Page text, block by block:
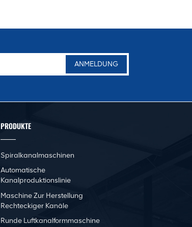
PRODUKTE
Spiralkanalmaschinen
Automatische
Kanalproduktionslinie
Maschine Zur Herstellung
Rechteckiger Kanäle
Runde Luftkanalformmaschine